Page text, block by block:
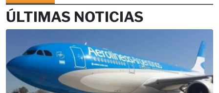
ÚLTIMAS NOTICIAS